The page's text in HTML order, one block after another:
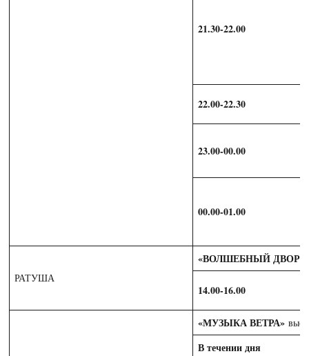
21.30-22.00
22.00-22.30
23.00-00.00
00.00-01.00
РАТУША
«ВОЛШЕБНЫЙ
14.00-16.00
«МУЗЫКА ВЕТРА»
В течении дня